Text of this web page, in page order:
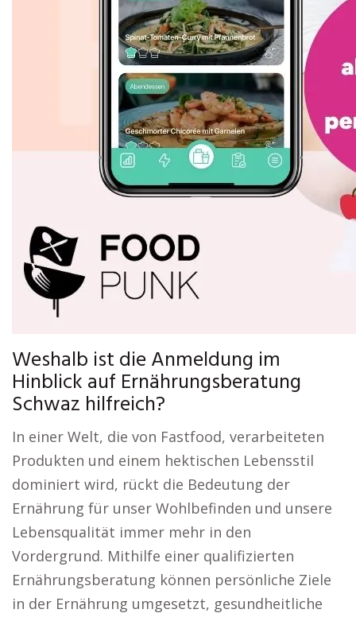
Weshalb ist die Anmeldung im
Hinblick auf Ernährungsberatung
Schwaz hilfreich?
In einer Welt, die von Fastfood, verarbeiteten
Produkten und einem hektischen Lebensstil
dominiert wird, rückt die Bedeutung der
Ernährung für unser Wohlbefinden und unsere
Lebensqualität immer mehr in den
Vordergrund. Mithilfe einer qualifizierten
Ernährungsberatung können persönliche Ziele
in der Ernährung umgesetzt, gesundheitliche